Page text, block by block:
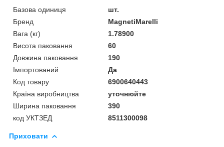
Базова одиниця
шт.
Бренд
MagnetiMarelli
Вага (кг)
1.78900
Висота паковання
60
Довжина паковання
190
Імпортований
Да
Код товару
6900640443
Країна виробництва
уточнюйте
Ширина паковання
390
код УКТЗЕД
8511300098
Приховати